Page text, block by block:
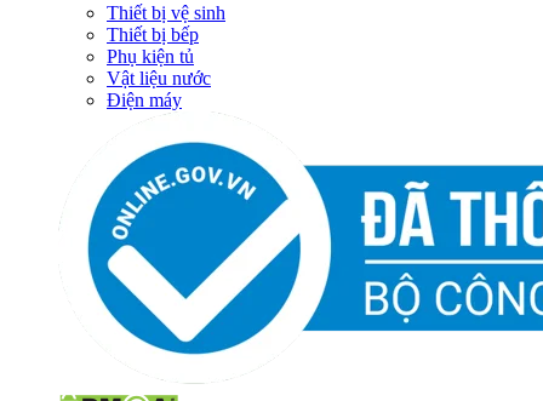
Thiết bị vệ sinh
Thiết bị bếp
Phụ kiện tủ
Vật liệu nước
Điện máy